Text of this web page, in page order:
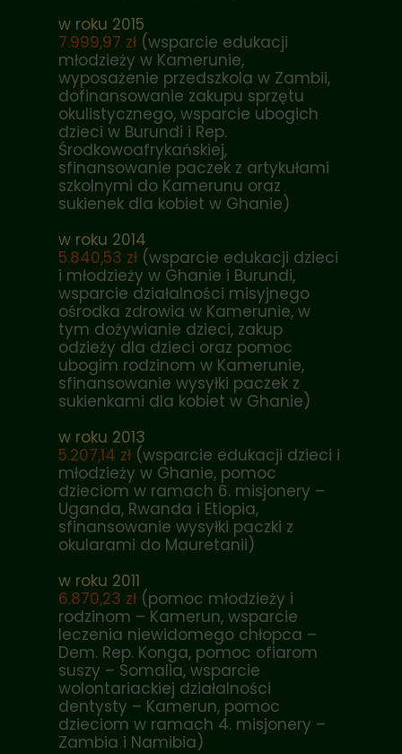
w roku 2015
7.999,97 zł (wsparcie edukacji
młodzieży w Kamerunie,
wyposażenie przedszkola w Zambii,
dofinansowanie zakupu sprzętu
okulistycznego, wsparcie ubogich
dzieci w Burundi i Rep.
Środkowoafrykańskiej,
sfinansowanie paczek z artykułami
szkolnymi do Kamerunu oraz
sukienek dla kobiet w Ghanie)
w roku 2014
5.840,53 zł (wsparcie edukacji dzieci
i młodzieży w Ghanie i Burundi,
wsparcie działalności misyjnego
ośrodka zdrowia w Kamerunie, w
tym dożywianie dzieci, zakup
odzieży dla dzieci oraz pomoc
ubogim rodzinom w Kamerunie,
sfinansowanie wysyłki paczek z
sukienkami dla kobiet w Ghanie)
w roku 2013
5.207,14 zł (wsparcie edukacji dzieci i
młodzieży w Ghanie, pomoc
dzieciom w ramach 6. misjonery –
Uganda, Rwanda i Etiopia,
sfinansowanie wysyłki paczki z
okularami do Mauretanii)
w roku 2011
6.870,23 zł (pomoc młodzieży i
rodzinom – Kamerun, wsparcie
leczenia niewidomego chłopca –
Dem. Rep. Konga, pomoc ofiarom
suszy – Somalia, wsparcie
wolontariackiej działalności
dentysty – Kamerun, pomoc
dzieciom w ramach 4. misjonery –
Zambia i Namibia)